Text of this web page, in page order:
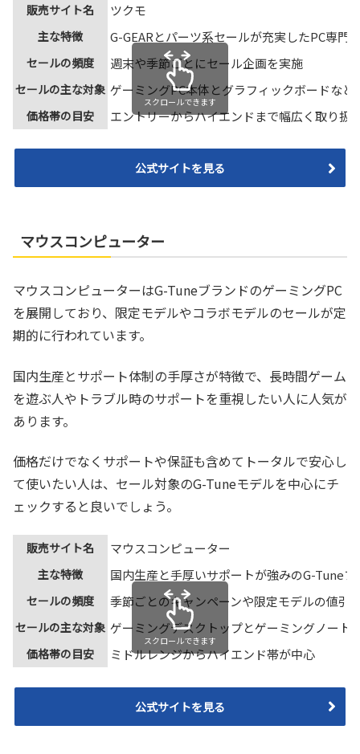
販売サイト名 ツクモ
主な特徴 G-GEARとパーツ系セールが充実したPC専門
セールの頻度 週末や季節ごとにセール企画を実施
セールの主な対象 ゲーミングPC本体とグラフィックボードなど
価格帯の目安 エントリーからハイエンドまで幅広く取り扱
スクロールできます
公式サイトを見る
マウスコンピューター
マウスコンピューターはG-TuneブランドのゲーミングPC
を展開しており、限定モデルやコラボモデルのセールが定
期的に行われています。
国内生産とサポート体制の手厚さが特徴で、長時間ゲーム
を遊ぶ人やトラブル時のサポートを重視したい人に人気が
あります。
価格だけでなくサポートや保証も含めてトータルで安心し
て使いたい人は、セール対象のG-Tuneモデルを中心にチ
ェックすると良いでしょう。
販売サイト名 マウスコンピューター
主な特徴 国内生産と手厚いサポートが強みのG-Tuneブ
セールの頻度 季節ごとのキャンペーンや限定モデルの値引
セールの主な対象 ゲーミングデスクトップとゲーミングノート
価格帯の目安 ミドルレンジからハイエンド帯が中心
スクロールできます
公式サイトを見る